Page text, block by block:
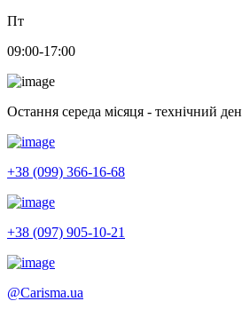
Пт
09:00-17:00
Остання середа місяця - технічний
+38 (099) 366-16-68
+38 (097) 905-10-21
@Carisma.ua